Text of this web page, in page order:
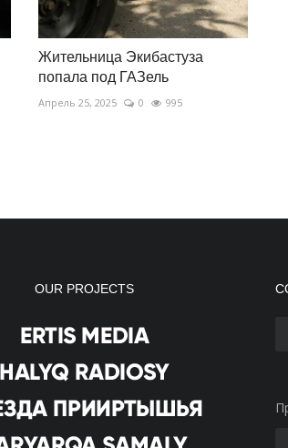
Жительница Экибастуза
попала под ГАЗель
Апрель 25, 2025 0 995
OUR PROJECTS